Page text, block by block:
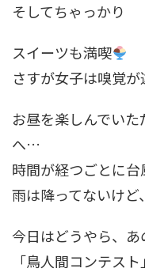
そしてちゃっかり
スイーツも満喫
さすが女子は嗅覚
お昼を楽しんでい
へ…
時間が経つごとに
雨は降ってないけど
今日はどうやら、あ
「鳥人間コンテスト」